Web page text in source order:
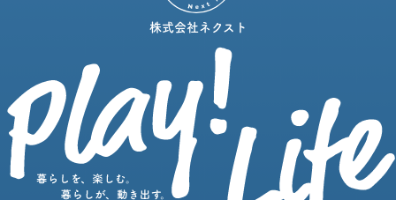
株式会社ネクスト